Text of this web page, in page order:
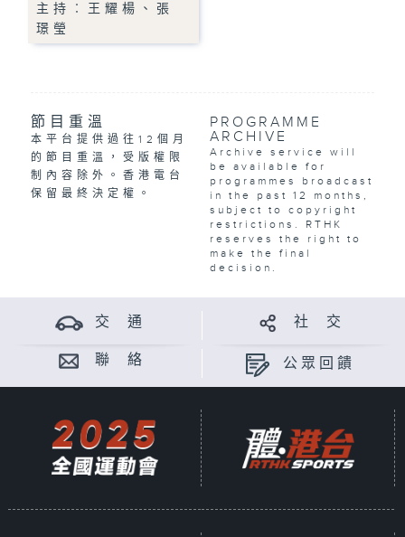
主持︰王耀楊、張
璟瑩
節目重溫
本平台提供過往12個月
的節目重溫，受版權限
制內容除外。香港電台
保留最終決定權。
PROGRAMME
ARCHIVE
Archive service will
be available for
programmes broadcast
in the past 12 months,
subject to copyright
restrictions. RTHK
reserves the right to
make the final
decision.
交 通 社 交
聯 絡 公眾回饋